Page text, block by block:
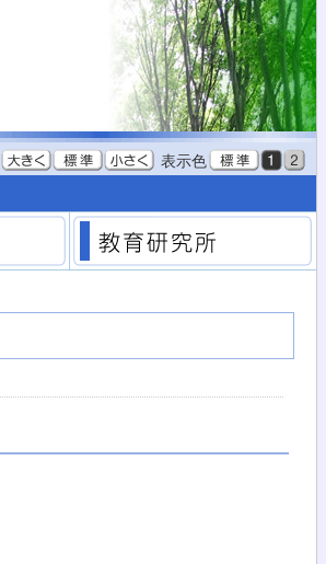
表示色
教育委員会